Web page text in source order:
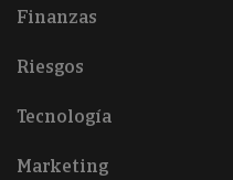
Finanzas
Riesgos
Tecnología
Marketing